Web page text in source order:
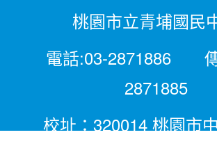
桃園市立青埔國民
電話:03-2871886
2871885
校址：320014 桃園市